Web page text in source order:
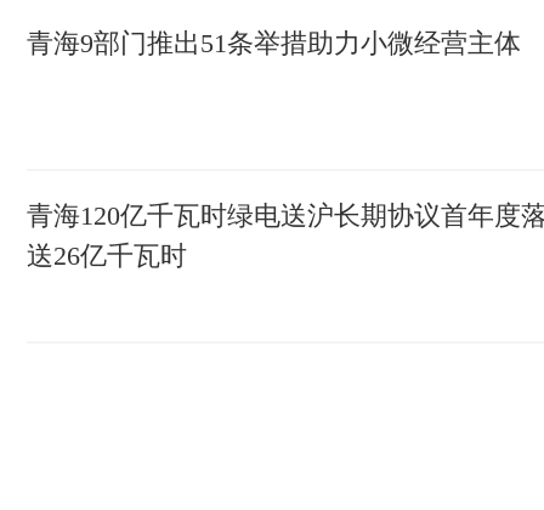
青海9部门推出51条举措助力小微经营主体
青海120亿千瓦时绿电送沪长期协议首年度
送26亿千瓦时